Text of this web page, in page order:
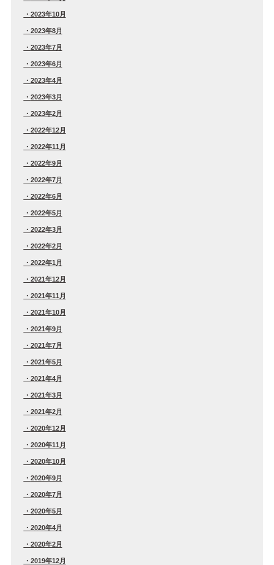
2023年10月
2023年8月
2023年7月
2023年6月
2023年4月
2023年3月
2023年2月
2022年12月
2022年11月
2022年9月
2022年7月
2022年6月
2022年5月
2022年3月
2022年2月
2022年1月
2021年12月
2021年11月
2021年10月
2021年9月
2021年7月
2021年5月
2021年4月
2021年3月
2021年2月
2020年12月
2020年11月
2020年10月
2020年9月
2020年7月
2020年5月
2020年4月
2020年2月
2019年12月